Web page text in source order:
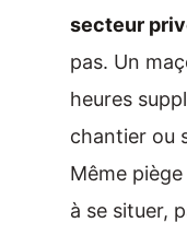
secteur
pas. Un
heures
chantier ou
Même
à se situer,